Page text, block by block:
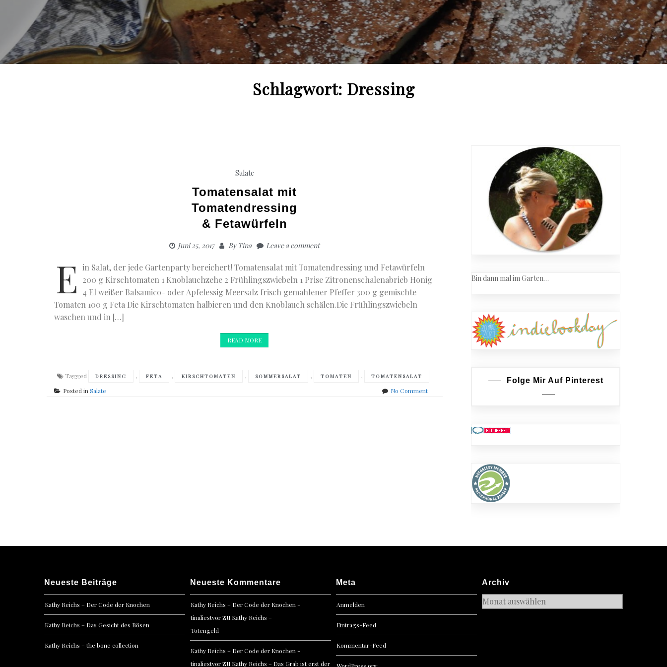
Schlagwort: Dressing
Salate
Tomatensalat mit
Tomatendressing
& Fetawürfeln
Juni 25, 2017 ByTina Leave a comment
E in Salat, der jede Gartenparty bereichert! Tomatensalat mit Tomatendressing und Fetawürfeln
200 g Kirschtomaten 1 Knoblauchzehe 2 Frühlingszwiebeln 1 Prise Zitronenschalenabrieb Honig
4 El weißer Balsamico- oder Apfelessig Meersalz frisch gemahlener Pfeffer 300 g gemischte
Tomaten 100 g Feta Die Kirschtomaten halbieren und den Knoblauch schälen.Die Frühlingszwiebeln
waschen und in […]
READ MORE
Tagged DRESSING , FETA , KIRSCHTOMATEN , SOMMERSALAT , TOMATEN , TOMATENSALAT
Posted inSalate No Commenton
Bin dann mal im Garten…
Folge Mir Auf Pinterest
Neueste Beiträge
Kathy Reichs – Der Code der Knochen
Kathy Reichs – Das Gesicht des Bösen
Kathy Reichs – the bone collection
Neueste Kommentare
Kathy Reichs – Der Code der Knochen -
tinaliestvorzu Kathy Reichs –
Totengeld
Kathy Reichs – Der Code der Knochen -
tinaliestvorzu Kathy Reichs – Das Grab ist erst der
Meta
Anmelden
Eintrags-Feed
Kommentar-Feed
WordPress.org
Archiv
Archiv